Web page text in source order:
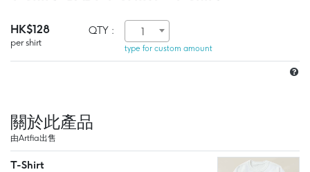
HK$128
per shirt
QTY : 1
type for custom amount
關於此產品
由Artfia出售
T-Shirt